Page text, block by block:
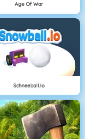
Age Of War
Schneeball.io